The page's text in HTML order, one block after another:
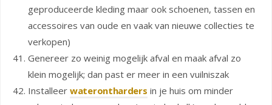
geproduceerde kleding maar ook schoenen, tassen en
accessoires van oude en vaak van nieuwe collecties te
verkopen)
Genereer zo weinig mogelijk afval en maak afval zo
klein mogelijk; dan past er meer in een vuilniszak
Installeer waterontharders in je huis om minder